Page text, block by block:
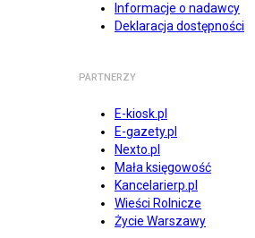
Informacje o nadawcy
Deklaracja dostępności
PARTNERZY
E-kiosk.pl
E-gazety.pl
Nexto.pl
Mała księgowość
Kancelarierp.pl
Wieści Rolnicze
Życie Warszawy